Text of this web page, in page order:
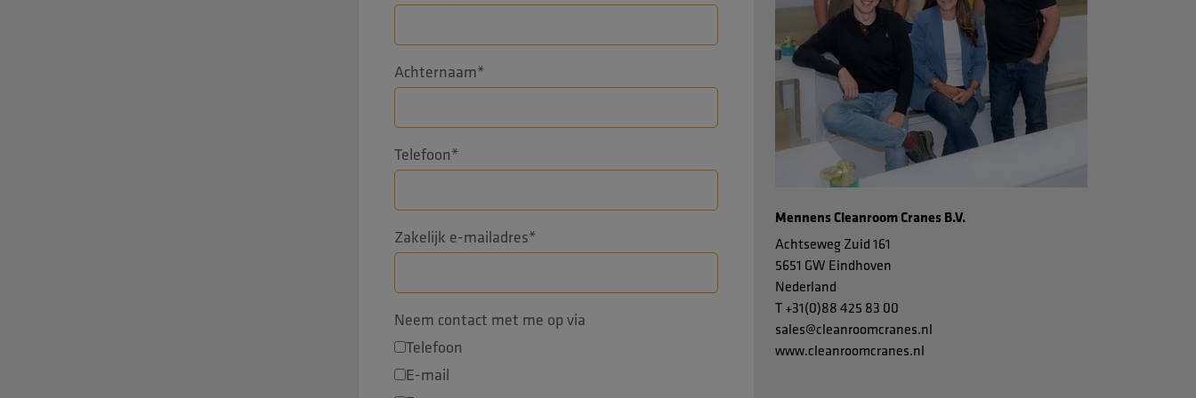
Achternaam*
Telefoon*
Zakelijk e-mailadres*
Neem contact met me op via
Telefoon
E-mail
Mennens Cleanroom Cranes B.V.
Achtseweg Zuid 161
5651 GW Eindhoven
Nederland
T +31(0)88 425 83 00
sales@cleanroomcranes.nl
www.cleanroomcranes.nl